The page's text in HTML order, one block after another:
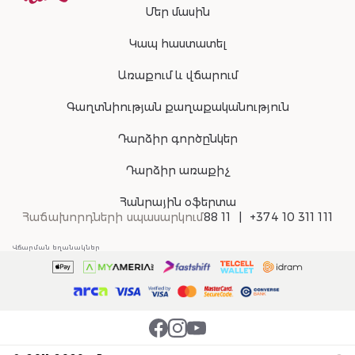
Մեր մասին
Կապ հաստատել
Առաքում և վճարում
Գաղտնիության քաղաքականություն
Դարձիր գործընկեր
Դարձիր առաքիչ
Հանրային օֆերտա
Հաճախորդների սպասարկում88 11 +374 10 311 111
Վճարման եղանակներ